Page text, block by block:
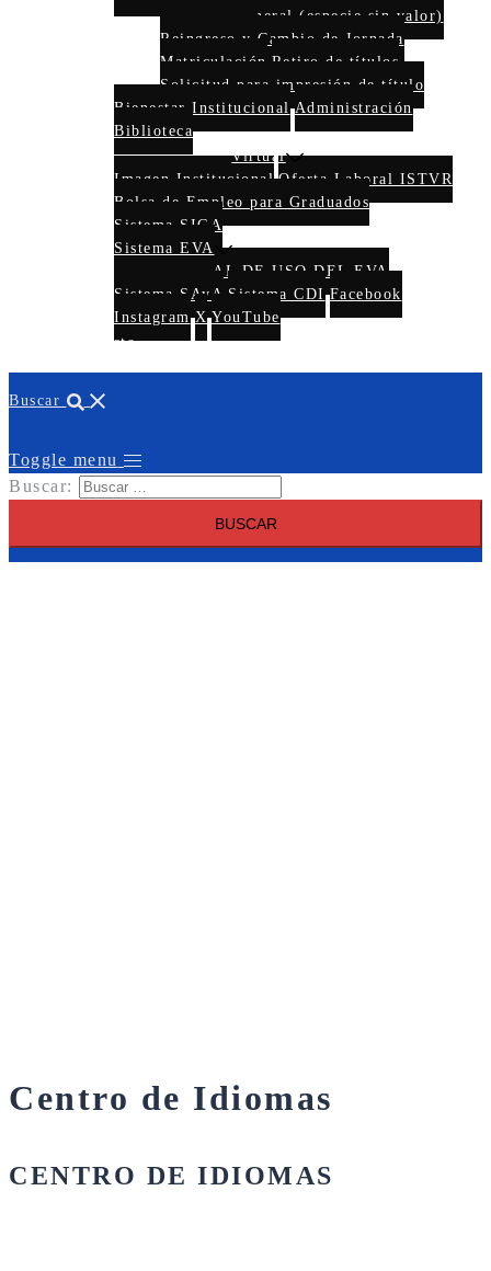
Solicitud general (especie sin valor)
Reingreso y Cambio de Jornada
Matriculación Retiro de títulos
Solicitud para impresión de título
Bienestar Institucional Administración
Biblioteca
Virtual
Imagen Institucional Oferta Laboral ISTVR
Bolsa de Empleo para Graduados
Sistema SIGA
Sistema EVA
MANUAL DE USO DEL EVA
Sistema SAyA Sistema CDI Facebook
Instagram X YouTube
Contacto
Buscar
Toggle menu
Buscar:
Centro de Idiomas
CENTRO DE IDIOMAS